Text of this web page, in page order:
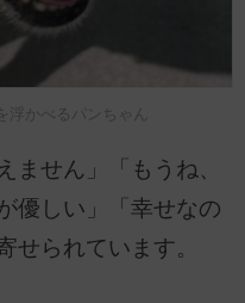
かべるパンちゃん
ません」「もうね、
優しい」「幸せなの
せられています。